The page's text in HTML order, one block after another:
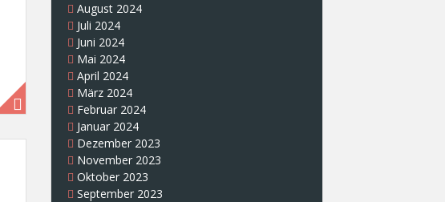
August 2024
Juli 2024
Juni 2024
Mai 2024
April 2024
März 2024
Februar 2024
Januar 2024
Dezember 2023
November 2023
Oktober 2023
September 2023